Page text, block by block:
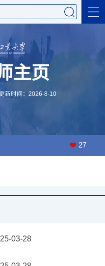
科学研究
教学研究
主页
新时间： 2026-8-10
27
03-28